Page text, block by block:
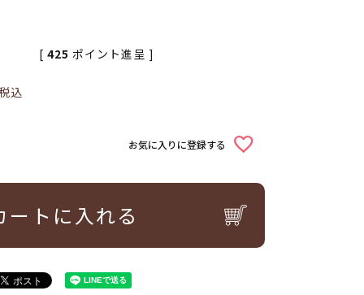
込
[ 425 ポイント進呈 ]
お気に入りに登録する
ートに入れる